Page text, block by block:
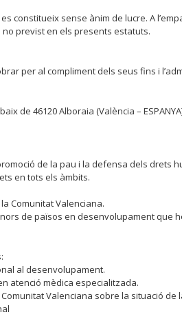
es constitueix sense ànim de lucre. A
no previst en els presents estatuts.
per al compliment dels seus fins i
de 46120 Alboraia (València –
de la pau i la defensa dels drets
en tots els àmbits.
Comunitat Valenciana.
de països en desenvolupament que
al desenvolupament.
atenció mèdica especialitzada.
Valenciana sobre la situació